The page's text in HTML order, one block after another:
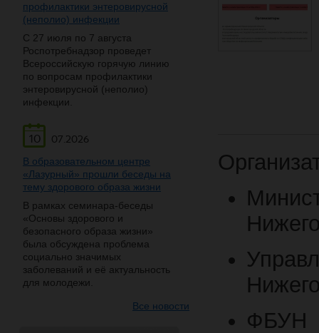
профилактики энтеровирусной
(неполио) инфекции
С 27 июля по 7 августа
Роспотребнадзор проведет
Всероссийскую горячую линию
по вопросам профилактики
энтеровирусной (неполио)
инфекции.
10
07.2026
В образовательном центре
«Лазурный» прошли беседы на
тему здорового образа жизни
В рамках семинара-беседы
«Основы здорового и
безопасного образа жизни»
была обсуждена проблема
социально значимых
заболеваний и её актуальность
для молодежи.
Все новости